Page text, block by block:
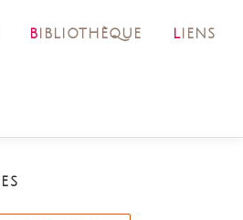
BIBLIOTHÈQUE LIENS